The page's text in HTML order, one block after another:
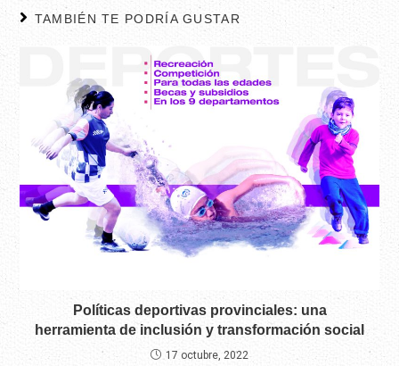
TAMBIÉN TE PODRÍA GUSTAR
Políticas deportivas provinciales: una
herramienta de inclusión y transformación social
17 octubre, 2022